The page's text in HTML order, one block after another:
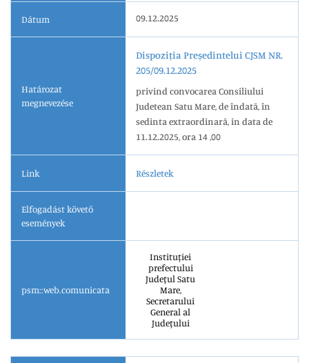
Dátum 09.12.2025
Határozat
megnevezése
Dispoziția Președintelui CJSM NR.
205/09.12.2025
privind convocarea Consiliului
Judetean Satu Mare, de îndată, în
sedinta extraordinară, in data de
11.12.2025, ora 14 ,00
Link Részletek
Elfogadást követő
események
psm::web.comunicata
Instituției
prefectului
Județul Satu
Mare,
Secretarului
General al
Județului